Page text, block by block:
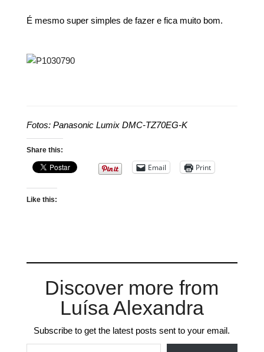
É mesmo super simples de fazer e fica muito bom.
Fotos: Panasonic Lumix DMC-TZ70EG-K
Share this:
Email Print
Like this:
Discover more from
Luísa Alexandra
Subscribe to get the latest posts sent to your email.
Type your email…